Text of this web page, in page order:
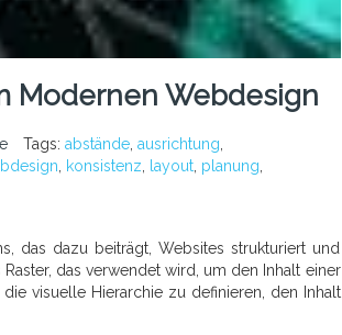
Modernen Webdesign
Tags: abstände, ausrichtung,
, konsistenz, layout, planung,
das dazu beiträgt, Websites strukturiert und
das verwendet wird, um den Inhalt einer
visuelle Hierarchie zu definieren, den Inhalt